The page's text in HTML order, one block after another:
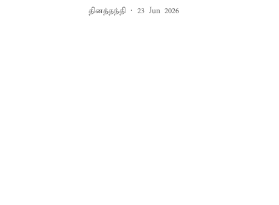
தினத்தந்தி 23 Jun 2026